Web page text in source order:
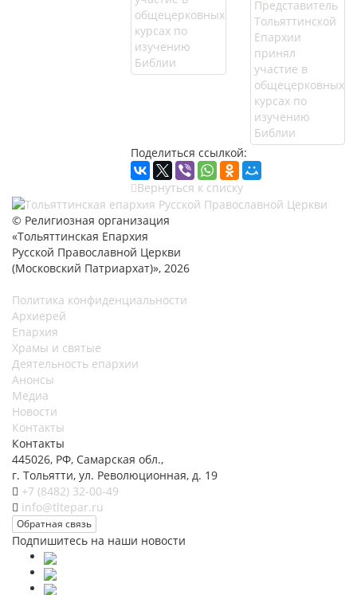
Поделиться ссылкой:
Вернуться к списку
© Религиозная организация
«Тольяттинская Епархия
Русской Православной Церкви
(Московский Патриархат)», 2026
Политика конфиденциальности
Архиерей
Епархия
Храмы и святые
Деятельность епархии
Анонсы
Медиа
Новости
Контакты
Контакты
445026, РФ, Самарская обл.,
г. Тольятти, ул. Революционная, д. 19
+7 (8482) 32-00-49
info@tltepar.ru
Обратная связь
Подпишитесь на наши новости